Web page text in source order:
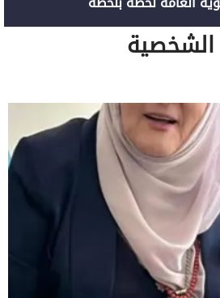
الشخصية